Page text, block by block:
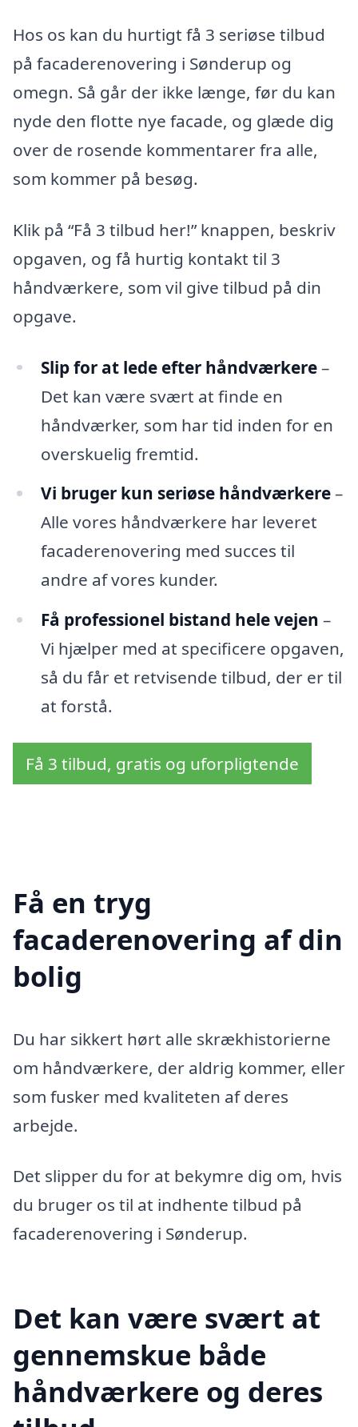
Hos os kan du hurtigt få 3 seriøse tilbud
på facaderenovering i Sønderup og
omegn. Så går der ikke længe, før du kan
nyde den flotte nye facade, og glæde dig
over de rosende kommentarer fra alle,
som kommer på besøg.
Klik på “Få 3 tilbud her!” knappen, beskriv
opgaven, og få hurtig kontakt til 3
håndværkere, som vil give tilbud på din
opgave.
Slip for at lede efter håndværkere–
Det kan være svært at finde en
håndværker, som har tid inden for en
overskuelig fremtid.
Vi bruger kun seriøse håndværkere–
Alle vores håndværkere har leveret
facaderenovering med succes til
andre af vores kunder.
Få professionel bistand hele vejen –
Vi hjælper med at specificere opgaven,
så du får et retvisende tilbud, der er til
at forstå.
Få 3 tilbud, gratis og uforpligtende
Få en tryg
facaderenovering af din
bolig
Du har sikkert hørt alle skrækhistorierne
om håndværkere, der aldrig kommer, eller
som fusker med kvaliteten af deres
arbejde.
Det slipper du for at bekymre dig om, hvis
du bruger os til at indhente tilbud på
facaderenovering i Sønderup.
Det kan være svært at
gennemskue både
håndværkere og deres